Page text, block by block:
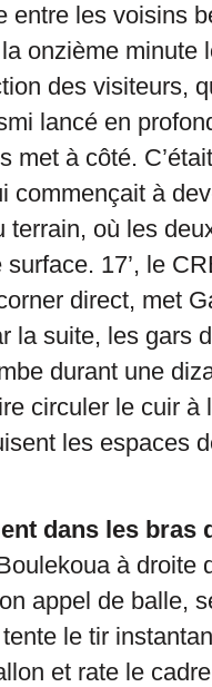
entre les voisins
onzième minute
des visiteurs,
lancé en
met à côté.
commençait à
terrain, où les
17’, le
direct, met
la suite, les gars
durant une
circuler le cuir à
les espaces
dans les bras
à droite
appel de balle,
le tir
et rate le